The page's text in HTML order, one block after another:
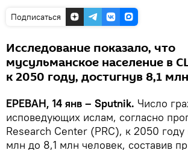
Подписаться
Исследование показало, что
мусульманское население в
к 2050 году, достигнув 8,1
ЕРЕВАН, 14 янв – Sputnik. Число
исповедующих ислам, согласно
Research Center (PRC), к 2050 году
млн до 8,1 млн человек, составив